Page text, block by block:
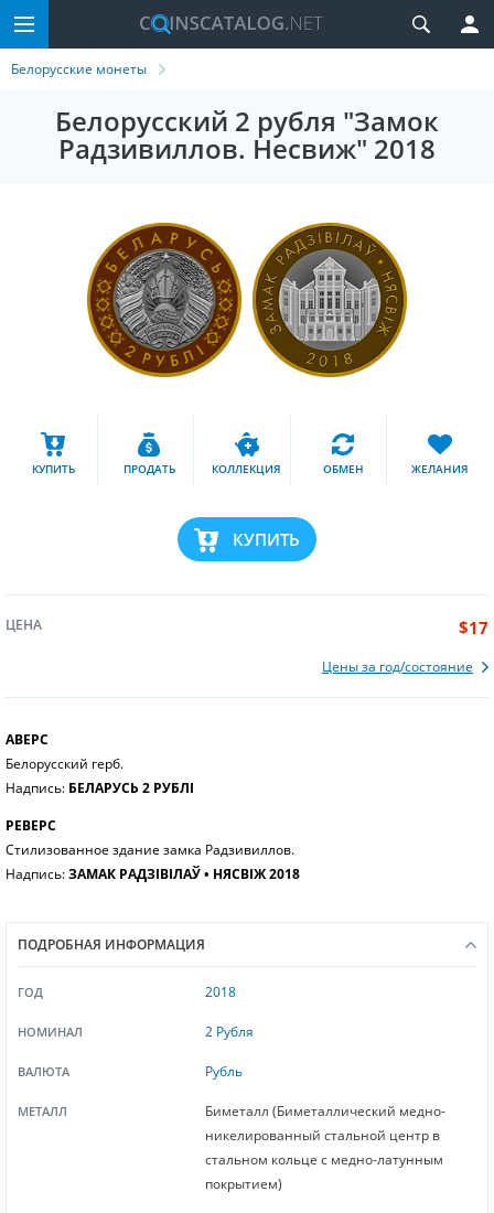
Белорусские монеты
Белорусский 2 рубля "Замок
Радзивиллов. Несвиж" 2018
КУПИТЬ ПРОДАТЬ КОЛЛЕКЦИЯ ОБМЕН ЖЕЛАНИЯ
КУПИТЬ
ЦЕНА $17
Цены за год/состояние
АВЕРС
Белорусский герб.
Надпись: БЕЛАРУСЬ 2 РУБЛІ
РЕВЕРС
Стилизованное здание замка Радзивиллов.
Надпись:ЗАМАК РАДЗІВІЛАЎ • НЯСВІЖ 2018
ПОДРОБНАЯ ИНФОРМАЦИЯ
ГОД 2018
НОМИНАЛ 2 Рубля
ВАЛЮТА Рубль
МЕТАЛЛ
Биметалл (Биметаллический медно-
никелированный стальной центр в
стальном кольце с медно-латунным
покрытием)